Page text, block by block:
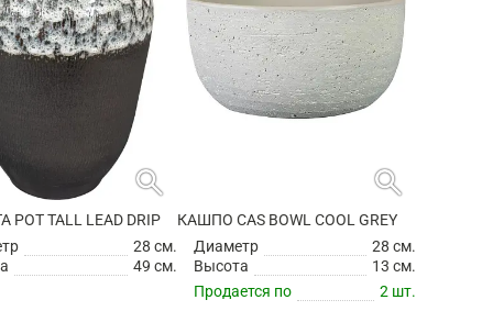
search
POT TALL LEAD DRIP
28 см.
49 см.
search
КАШПО CAS BOWL COOL GREY
Диаметр
28 см.
Высота
13 см.
Продается по
2 шт.